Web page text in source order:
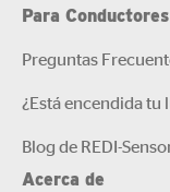
Para Conductores
Preguntas
¿Está encendida tu
Blog de REDI-
Acerca de